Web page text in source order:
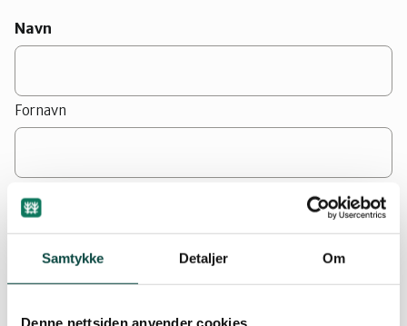
Samtykke Detaljer Om
Denne nettsiden anvender cookies
Navn
Fornavn
E-postadresse(Påkrevd)
E-post